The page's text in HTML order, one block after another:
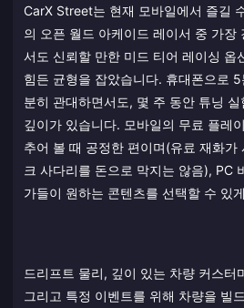
CarX Street는 현재 모바일에서 즐길
의 오픈 월드 아케이드 레이서 중 가장
서도 신뢰할 만한 미드 티어 레이싱 옵
힘든 균형을 잡았습니다. 휴대폰으로
분히 관대하면서도, 몇 주 동안 튜닝
깊이가 있습니다. 모바일의 무료 플레
추어 볼 때 공정한 편이며(유료 재화가
크 사다리를 돈으로 막지는 않음), PC
가들이 원하는 콘텐츠를 선택할 수 있
드리프트 물리, 깊이 있는 차량 커스터
그리고 특정 이벤트를 위해 차량을 빌